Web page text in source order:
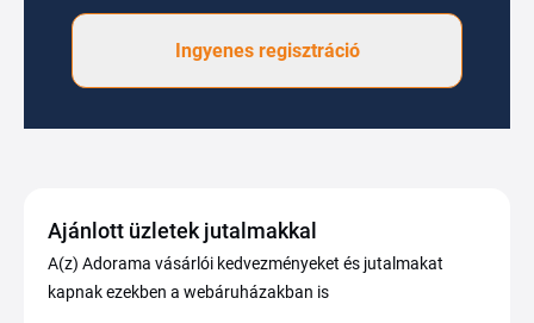
Ingyenes regisztráció
Ajánlott üzletek jutalmakkal
A(z) Adorama vásárlói kedvezményeket és jutalmakat
kapnak ezekben a webáruházakban is